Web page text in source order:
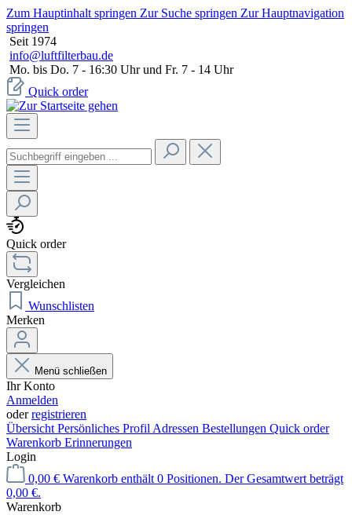
Zum Hauptinhalt springen Zur Suche springen Zur Hauptnavigation
springen
Seit 1974
info@luftfilterbau.de
Mo. bis Do. 7 - 16:30 Uhr und Fr. 7 - 14 Uhr
Quick order
Quick order
Vergleichen
Wunschlisten
Merken
Menü schließen
Ihr Konto
Anmelden
oderregistrieren
Übersicht Persönliches Profil Adressen Bestellungen Quick order
Warenkorb Erinnerungen
Login
0,00 € Warenkorb enthält 0 Positionen. Der Gesamtwert beträgt
0,00 €.
Warenkorb